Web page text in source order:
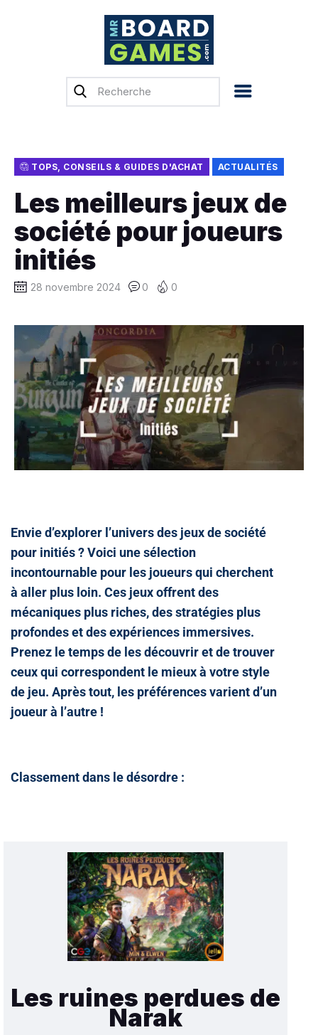
Accueil
Previews
Tops, Conseils &
Guides d’achat
Financement
participatif
Français
TOPS, CONSEILS & GUIDES D'ACHAT ACTUALITÉS
Les meilleurs jeux de
société pour joueurs
initiés
28 novembre 2024 0 0
Envie d’explorer l’univers des jeux de société
pour initiés ? Voici une sélection
incontournable pour les joueurs qui cherchent
à aller plus loin. Ces jeux offrent des
mécaniques plus riches, des stratégies plus
profondes et des expériences immersives.
Prenez le temps de les découvrir et de trouver
ceux qui correspondent le mieux à votre style
de jeu. Après tout, les préférences varient d’un
joueur à l’autre !
Classement dans le désordre :
Les ruines perdues de
Narak